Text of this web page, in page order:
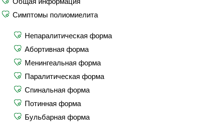
Симптомы полиомиелита
Непаралитическая форма
Абортивная форма
Менингеальная форма
Паралитическая форма
Спинальная форма
Потинная форма
Бульбарная форма